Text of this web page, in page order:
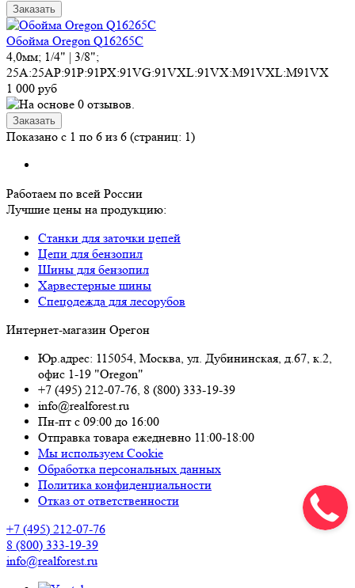
Обойма Oregon Q16265C
4,0мм; 1/4" | 3/8";
25A:25AP:91P:91PX:91VG:91VXL:91VX:M91VXL:M91VX
1 000 руб
Показано с 1 по 6 из 6 (страниц: 1)
Работаем по всей России
Лучшие цены на продукцию:
Станки для заточки цепей
Цепи для бензопил
Шины для бензопил
Харвестерные шины
Спецодежда для лесорубов
Интернет-магазин Орегон
Юр.адрес: 115054, Москва, ул. Дубининская, д.67, к.2,
офис 1-19 "Oregon"
+7 (495) 212-07-76, 8 (800) 333-19-39
info@realforest.ru
Пн-пт с 09:00 до 16:00
Отправка товара ежедневно 11:00-18:00
Мы используем Cookie
Обработка персональных данных
Политика конфиденциальности
Отказ от ответственности
+7 (495) 212-07-76
8 (800) 333-19-39
info@realforest.ru